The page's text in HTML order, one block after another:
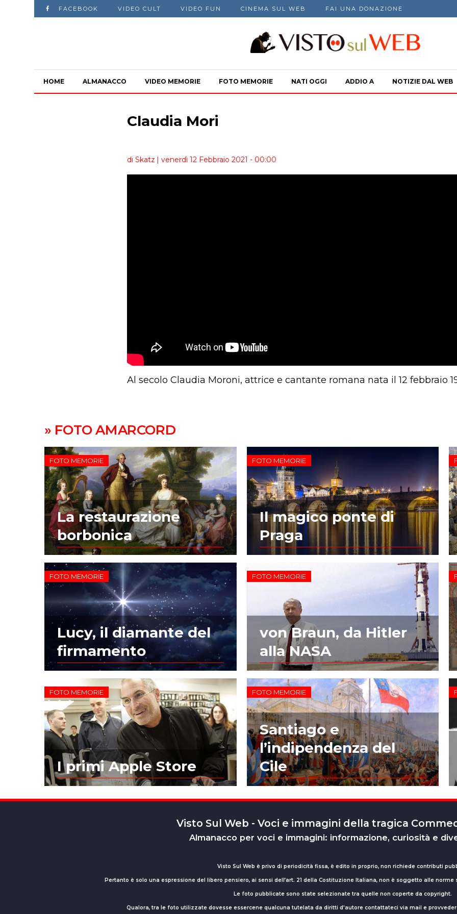
FACEBOOK VIDEO CULT VIDEO FUN CINEMA SUL WEB FAI UNA DONAZIONE
HOME ALMANACCO VIDEO MEMORIE FOTO MEMORIE NATI OGGI ADDIO A NOTIZIE DAL WEB
Claudia Mori
di Skatz | venerdì 12 Febbraio 2021 - 00:00
Al secolo Claudia Moroni, attrice e cantante romana nata il 12 febbraio
» FOTO AMARCORD
FOTO MEMORIE
La restaurazione
borbonica
FOTO MEMORIE
Il magico ponte di
Praga
FOTO MEMORIE
Lucy, il diamante del
firmamento
FOTO MEMORIE
von Braun, da Hitler
alla NASA
FOTO MEMORIE
I primi Apple Store
FOTO MEMORIE
Santiago e
l’indipendenza del
Cile
Visto Sul Web - Voci e immagini della tragica
Almanacco per voci e immagini: informazione, curiosità e
Visto Sul Web è privo di periodicità fissa, è edito in proprio, non richiede contributi
Pertanto è solo una espressione del libero pensiero, ai sensi dell’art. 21 della Costituzione Italiana, non è soggetto alle
Le foto pubblicate sono state selezionate tra quelle non coperte da copyright.
Qualora, tra le foto utilizzate dovesse essercene qualcuna tutelata da diritti d'autore contattateci via mail e